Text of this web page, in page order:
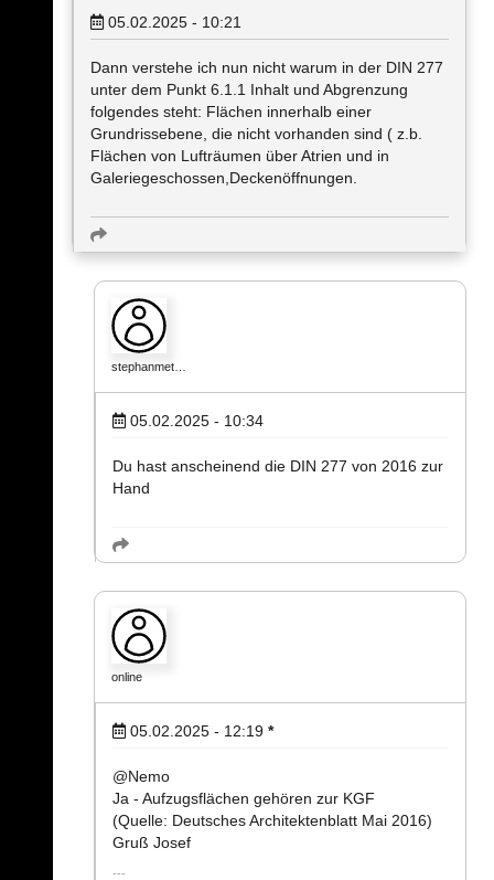
05.02.2025 - 10:21
Dann verstehe ich nun nicht warum in der DIN 277
unter dem Punkt 6.1.1 Inhalt und Abgrenzung
folgendes steht: Flächen innerhalb einer
Grundrissebene, die nicht vorhanden sind ( z.b.
Flächen von Lufträumen über Atrien und in
Galeriegeschossen,Deckenöffnungen.
stephanmet…
05.02.2025 - 10:34
Du hast anscheinend die DIN 277 von 2016 zur
Hand
online
05.02.2025 - 12:19 *
@Nemo
Ja - Aufzugsflächen gehören zur KGF
(Quelle: Deutsches Architektenblatt Mai 2016)
Gruß Josef